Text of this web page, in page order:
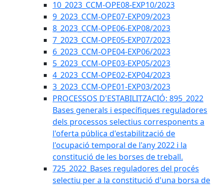
10_2023_CCM-OPE08-EXP10/2023
9_2023_CCM-OPE07-EXP09/2023
8_2023_CCM-OPE06-EXP08/2023
7_2023_CCM-OPE05-EXP07/2023
6_2023_CCM-OPE04-EXP06/2023
5_2023_CCM-OPE03-EXP05/2023
4_2023_CCM-OPE02-EXP04/2023
3_2023_CCM-OPE01-EXP03/2023
PROCESSOS D'ESTABILITZACIÓ: 895_2022
Bases generals i específiques reguladores
dels processos selectius corresponents a
l'oferta pública d'estabilització de
l'ocupació temporal de l'any 2022 i la
constitució de les borses de treball.
725_2022_Bases reguladores del procés
selectiu per a la constitució d'una borsa de